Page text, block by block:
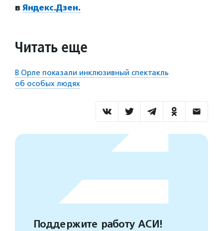
в Яндекс.Дзен.
Читать еще
В Орле показали инклюзивный спектакль
об особых людях
Поддержите работу АСИ!